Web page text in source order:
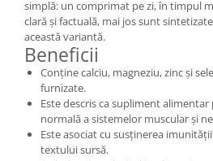
simplă: un comprimat pe zi, în timpul
clară și factuală, mai jos sunt
această variantă.
Beneficii
Conține calciu, magneziu, zinc și
furnizate.
Este descris ca supliment
normală a sistemelor muscular și
Este asociat cu susținerea
textului sursă.